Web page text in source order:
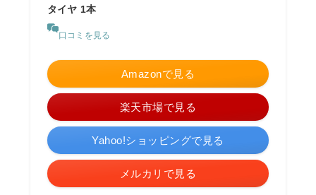
タイヤ 1本
口コミを見る
Amazonで見る
楽天市場で見る
Yahoo!ショッピングで見る
メルカリで見る